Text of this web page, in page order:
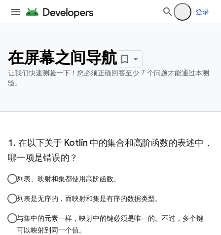
登录
在屏幕之间导航
让我们快速测验一下！您必须正确回答至少 7 个问题才能通过本测
验。
在以下关于 Kotlin 中的集合和高阶函数的表述中，
哪一项是错误的？
列表、映射和集都使用高阶函数。
列表是无序的，而映射和集是有序的数据类型。
与集中的元素一样，映射中的键必须是唯一的。不过，多个键
可以映射到同一个值。